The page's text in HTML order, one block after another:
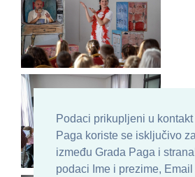
Podaci prikupljeni u kontakt
Paga koriste se isključivo
između Grada Paga i
podaci Ime i prezime,